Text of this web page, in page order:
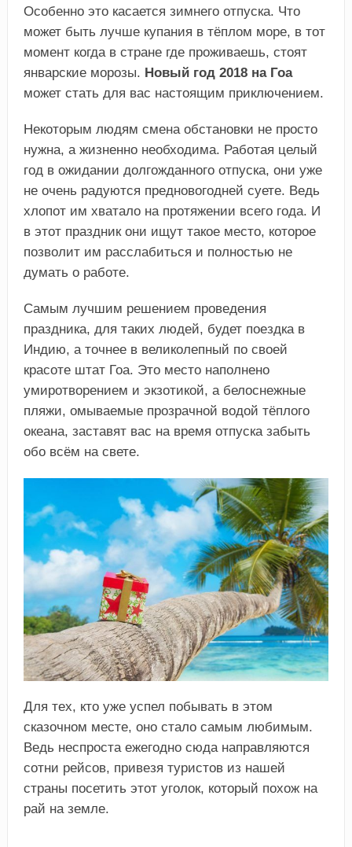
Особенно это касается зимнего отпуска. Что
может быть лучше купания в тёплом море, в тот
момент когда в стране где проживаешь, стоят
январские морозы. Новый год 2018 на Гоа
может стать для вас настоящим приключением.
Некоторым людям смена обстановки не просто
нужна, а жизненно необходима. Работая целый
год в ожидании долгожданного отпуска, они уже
не очень радуются предновогодней суете. Ведь
хлопот им хватало на протяжении всего года. И
в этот праздник они ищут такое место, которое
позволит им расслабиться и полностью не
думать о работе.
Самым лучшим решением проведения
праздника, для таких людей, будет поездка в
Индию, а точнее в великолепный по своей
красоте штат Гоа. Это место наполнено
умиротворением и экзотикой, а белоснежные
пляжи, омываемые прозрачной водой тёплого
океана, заставят вас на время отпуска забыть
обо всём на свете.
Для тех, кто уже успел побывать в этом
сказочном месте, оно стало самым любимым.
Ведь неспроста ежегодно сюда направляются
сотни рейсов, привезя туристов из нашей
страны посетить этот уголок, который похож на
рай на земле.